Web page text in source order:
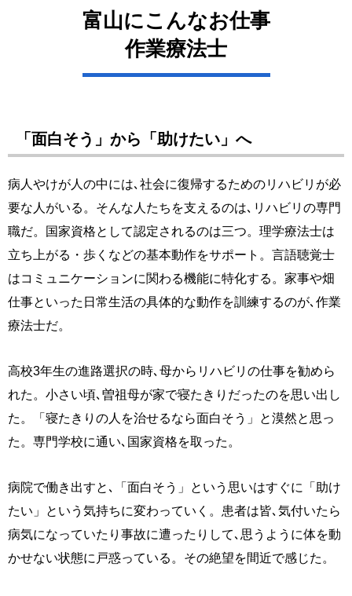
富山にこんなお仕事
作業療法士
「面白そう」から「助けたい」へ
病人やけが人の中には､社会に復帰するためのリハビリが必
要な人がいる。そんな人たちを支えるのは､リハビリの専門
職だ。国家資格として認定されるのは三つ。理学療法士は
立ち上がる・歩くなどの基本動作をサポート。言語聴覚士
はコミュニケーションに関わる機能に特化する。家事や畑
仕事といった日常生活の具体的な動作を訓練するのが､作業
療法士だ。
高校3年生の進路選択の時､母からリハビリの仕事を勧めら
れた。小さい頃､曽祖母が家で寝たきりだったのを思い出し
た。「寝たきりの人を治せるなら面白そう」と漠然と思っ
た。専門学校に通い､国家資格を取った。
病院で働き出すと､「面白そう」という思いはすぐに「助け
たい」という気持ちに変わっていく。患者は皆､気付いたら
病気になっていたり事故に遭ったりして､思うように体を動
かせない状態に戸惑っている。その絶望を間近で感じた。